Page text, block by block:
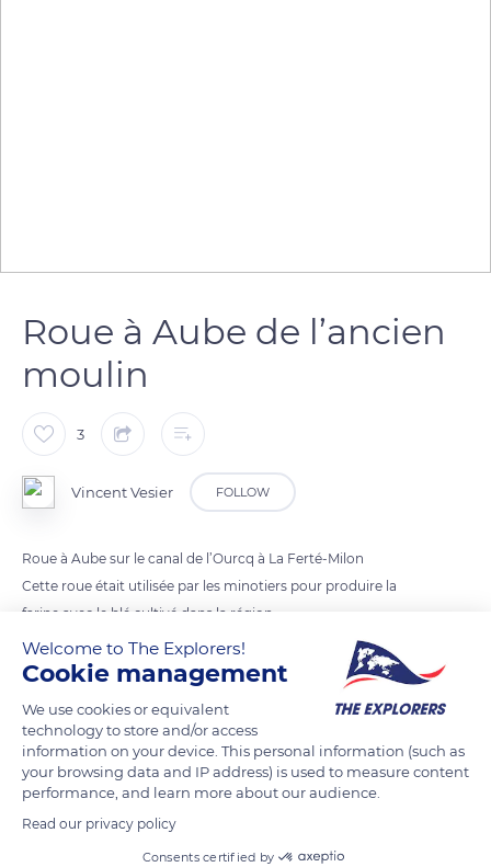
Roue à Aube de l’ancien
moulin
3
Vincent Vesier FOLLOW
Roue à Aube sur le canal de l’Ourcq à La Ferté-Milon
Cette roue était utilisée par les minotiers pour produire la
farine avec le blé cultivé dans la région .
READ MORE TRANSLATE
Welcome to The Explorers!
Cookie management
We use cookies or equivalent
technology to store and/or access
information on your device. This personal information (such as
your browsing data and IP address) is used to measure content
performance, and learn more about our audience.
Read our privacy policy
Consents certified by